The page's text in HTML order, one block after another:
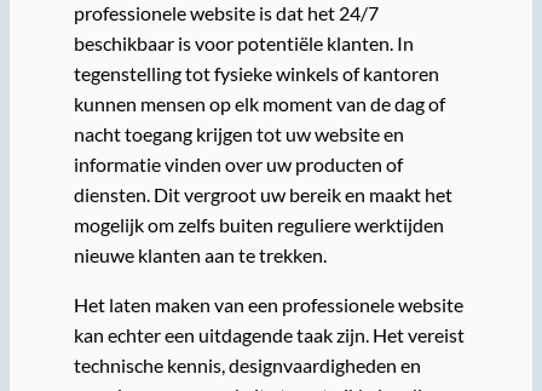
professionele website is dat het 24/7
beschikbaar is voor potentiële klanten. In
tegenstelling tot fysieke winkels of kantoren
kunnen mensen op elk moment van de dag of
nacht toegang krijgen tot uw website en
informatie vinden over uw producten of
diensten. Dit vergroot uw bereik en maakt het
mogelijk om zelfs buiten reguliere werktijden
nieuwe klanten aan te trekken.
Het laten maken van een professionele website
kan echter een uitdagende taak zijn. Het vereist
technische kennis, designvaardigheden en